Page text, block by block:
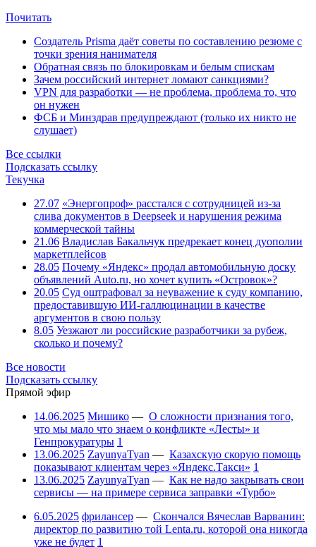
Почитать
Создатель Prisma даёт советы по составлению резюме с
точки зрения нанимателя
Обратная связь по блокировкам и белым спискам
Зачем российский интернет ломают санкциями?
VPN для разработки — не проблема, проблема то, что
он нужен
ФСБ и Минздрав предупреждают (только их никто не
слушает)
Все ссылки
Подсказать ссылку
Текучка
27.07 «Энергопроф» расстался с сотрудницей из-за
слива документов в Deepseek и нарушения режима
коммерческой тайны
21.06 Владислав Бакальчук предрекает конец дуополии
маркетплейсов
28.05 Почему «Яндекс» продал автомобильную доску
объявлений Auto.ru, но хочет купить «Островок»?
20.05 Суд оштрафовал за неуважение к суду компанию,
предоставившую ИИ-галлюцинации в качестве
аргументов в свою пользу
8.05 Уезжают ли российские разработчики за рубеж,
сколько и почему?
Все новости
Подсказать ссылку
Прямой эфир
14.06.2025 Мишико — О сложности признания того,
что мы мало что знаем о конфликте «Лесты» и
Генпрокуратуры 1
13.06.2025 ZayunyaTyan — Казахскую скорую помощь
показывают клиентам через «Яндекс.Такси» 1
13.06.2025 ZayunyaTyan — Как не надо закрывать свои
сервисы — на примере сервиса заправки «Турбо»
6.05.2025 фрилансер — Скончался Вячеслав Варванин:
директор по развитию той Lenta.ru, которой она никогда
уже не будет 1